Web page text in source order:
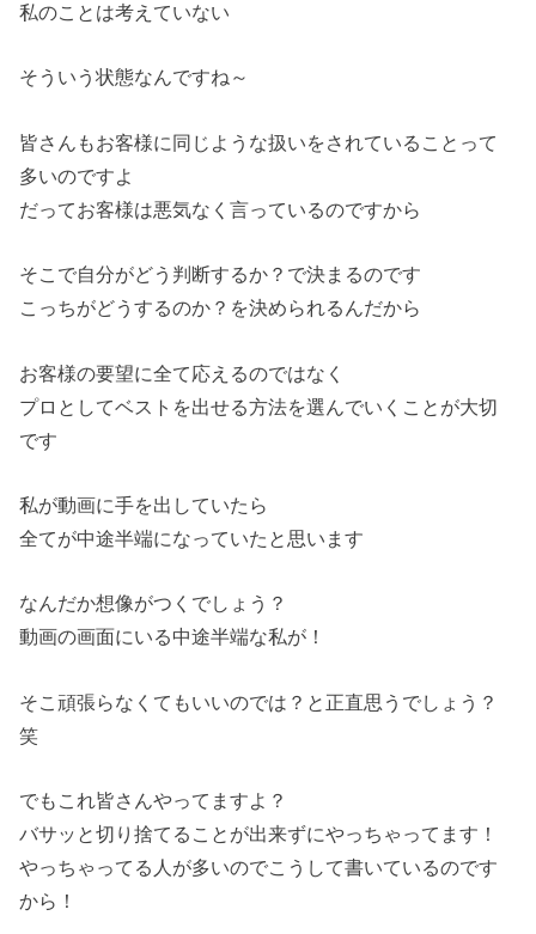
私のことは考えていない
そういう状態なんですね～
皆さんもお客様に同じような扱いをされていることって
多いのですよ
だってお客様は悪気なく言っているのですから
そこで自分がどう判断するか？で決まるのです
こっちがどうするのか？を決められるんだから
お客様の要望に全て応えるのではなく
プロとしてベストを出せる方法を選んでいくことが大切
です
私が動画に手を出していたら
全てが中途半端になっていたと思います
なんだか想像がつくでしょう？
動画の画面にいる中途半端な私が！
そこ頑張らなくてもいいのでは？と正直思うでしょう？
笑
でもこれ皆さんやってますよ？
バサッと切り捨てることが出来ずにやっちゃってます！
やっちゃってる人が多いのでこうして書いているのです
から！